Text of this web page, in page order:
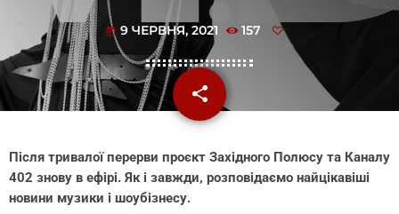
today 9 ЧЕРВНЯ, 2021 157
share
email
Після тривалої перерви проєкт Західного Полюсу та Каналу
402 знову в ефірі. Як і завжди, розповідаємо найцікавіші
новини музики і шоубізнесу.